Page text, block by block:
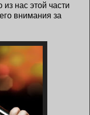
из нас этой части
внимания за